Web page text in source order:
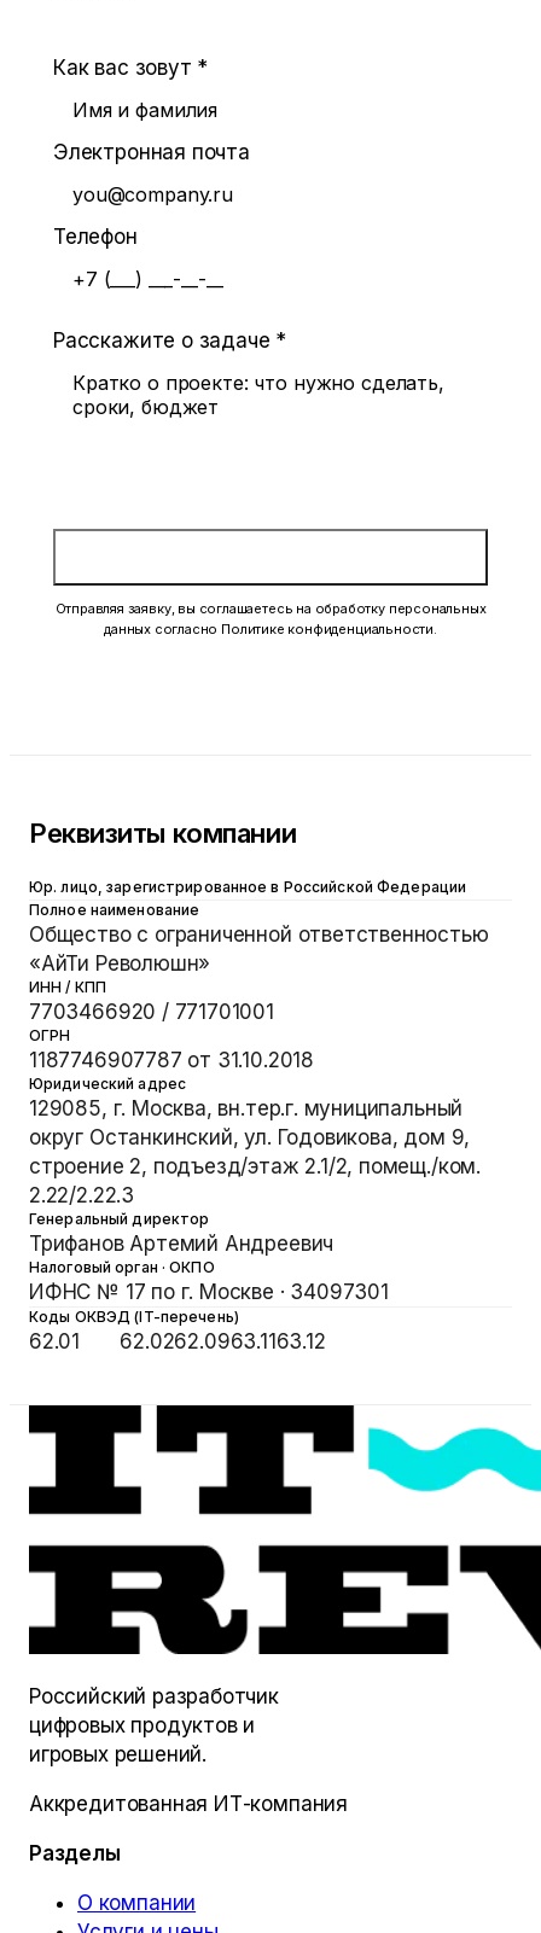
Как вас зовут *
Электронная почта
Телефон
Расскажите о задаче *
Отправляя заявку, вы соглашаетесь на обработку персональных
данных согласно Политике конфиденциальности.
Реквизиты компании
Юр. лицо, зарегистрированное в Российской Федерации
Полное наименование
Общество с ограниченной ответственностью
«АйТи Революшн»
ИНН / КПП
7703466920 / 771701001
ОГРН
1187746907787 от 31.10.2018
Юридический адрес
129085, г. Москва, вн.тер.г. муниципальный
округ Останкинский, ул. Годовикова, дом 9,
строение 2, подъезд/этаж 2.1/2, помещ./ком.
2.22/2.22.3
Генеральный директор
Трифанов Артемий Андреевич
Налоговый орган · ОКПО
ИФНС № 17 по г. Москве · 34097301
Коды ОКВЭД (IT-перечень)
62.01 62.0262.0963.1163.12
Российский разработчик
цифровых продуктов и
игровых решений.
Аккредитованная ИТ-компания
Разделы
О компании